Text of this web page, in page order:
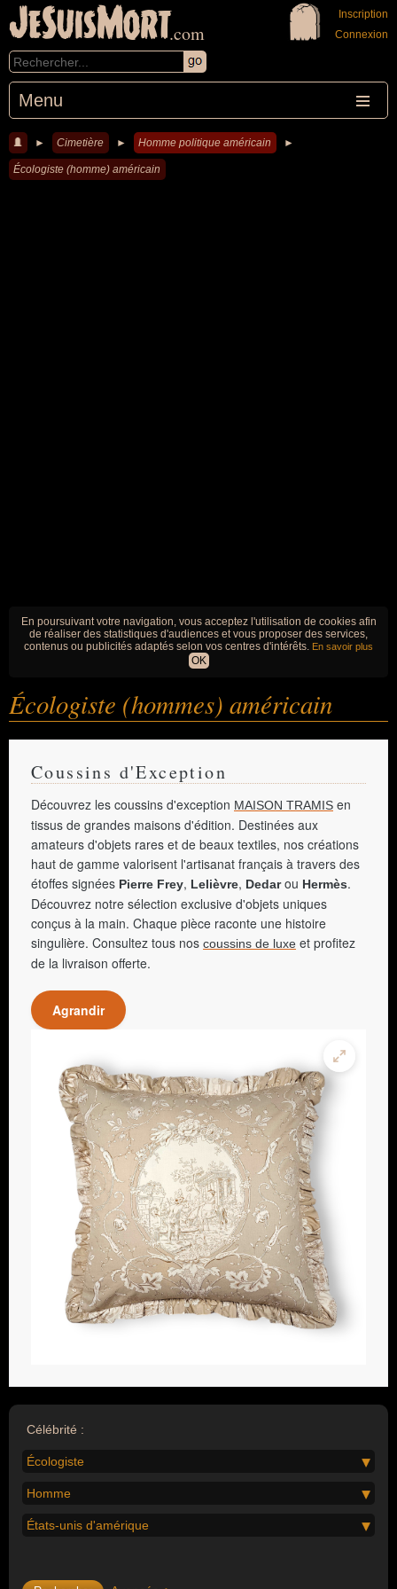
JeSuisMort.com
Menu
Inscription
Connexion
► Cimetière ► Homme politique américain ►
Écologiste (homme) américain
En poursuivant votre navigation, vous acceptez l'utilisation de cookies afin
de réaliser des statistiques d'audiences et vous proposer des services,
contenus ou publicités adaptés selon vos centres d'intérêts. En savoir plus
OK
Écologiste (hommes) américain
Coussins d'Exception
Découvrez les coussins d'exception MAISON TRAMIS en
tissus de grandes maisons d'édition. Destinées aux
amateurs d'objets rares et de beaux textiles, nos créations
haut de gamme valorisent l'artisanat français à travers des
étoffes signées Pierre Frey, Lelièvre, Dedarou Hermès.
Découvrez notre sélection exclusive d'objets uniques
conçus à la main. Chaque pièce raconte une histoire
singulière. Consultez tous nos coussins de luxe et profitez
de la livraison offerte.
Agrandir
Célébrité :
Écologiste
Homme
États-unis d'amérique